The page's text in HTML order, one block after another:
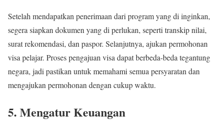
Setelah mendapatkan penerimaan dari program yang di inginkan,
segera siapkan dokumen yang di perlukan, seperti transkip nilai,
surat rekomendasi, dan paspor. Selanjutnya, ajukan permohonan
visa pelajar. Proses pengajuan visa dapat berbeda-beda tegantung
negara, jadi pastikan untuk memahami semua persyaratan dan
mengajukan permohonan dengan cukup waktu.
5. Mengatur Keuangan